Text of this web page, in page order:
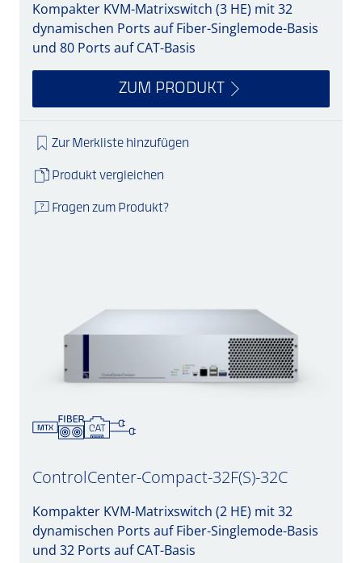
Kompakter KVM-Matrixswitch (3 HE) mit 32
dynamischen Ports auf Fiber-Singlemode-Basis
und 80 Ports auf CAT-Basis
ZUM PRODUKT
Zur Merkliste hinzufügen
Produkt vergleichen
Fragen zum Produkt?
ControlCenter-Compact-32F(S)-32C
Kompakter KVM-Matrixswitch (2 HE) mit 32
dynamischen Ports auf Fiber-Singlemode-Basis
und 32 Ports auf CAT-Basis